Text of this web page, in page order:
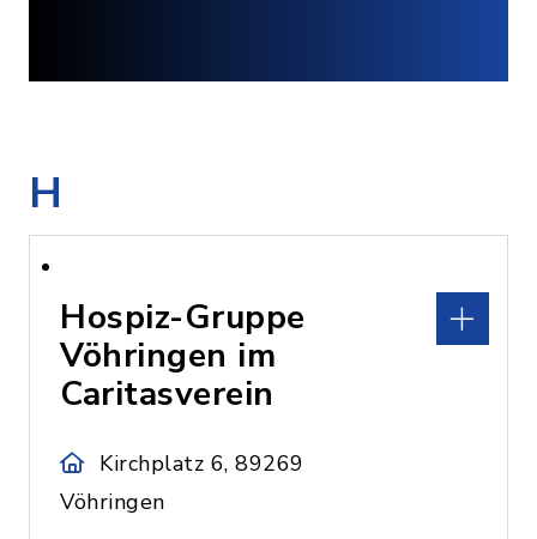
H
Hospiz-Gruppe
Vöhringen im
Caritasverein
Kirchplatz 6, 89269
Vöhringen